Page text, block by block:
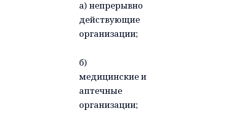
а) непрерывно
действующие
организации;
б)
медицинские и
аптечные
организации;